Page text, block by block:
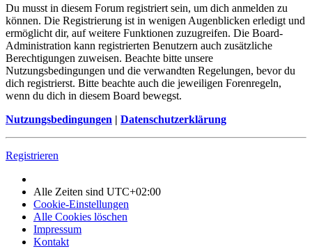
Du musst in diesem Forum registriert sein, um dich anmelden zu
können. Die Registrierung ist in wenigen Augenblicken erledigt und
ermöglicht dir, auf weitere Funktionen zuzugreifen. Die Board-
Administration kann registrierten Benutzern auch zusätzliche
Berechtigungen zuweisen. Beachte bitte unsere
Nutzungsbedingungen und die verwandten Regelungen, bevor du
dich registrierst. Bitte beachte auch die jeweiligen Forenregeln,
wenn du dich in diesem Board bewegst.
Nutzungsbedingungen | Datenschutzerklärung
Registrieren
Alle Zeiten sind UTC+02:00
Cookie-Einstellungen
Alle Cookies löschen
Impressum
Kontakt